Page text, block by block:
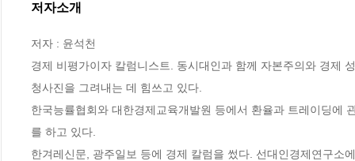
저자소개
저자 : 윤석천
경제 비평가이자 칼럼니스트. 동시대인과 함께 자본주의와 경제
청사진을 그려내는 데 힘쓰고 있다.
한국능률협회와 대한경제교육개발원 등에서 환율과 트레이딩에
를 하고 있다.
한겨레신문, 광주일보 등에 경제 칼럼을 썼다. 선대인경제연구소